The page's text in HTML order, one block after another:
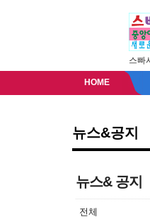
스빠
HOME
뉴스&공지
뉴스& 공지
전체